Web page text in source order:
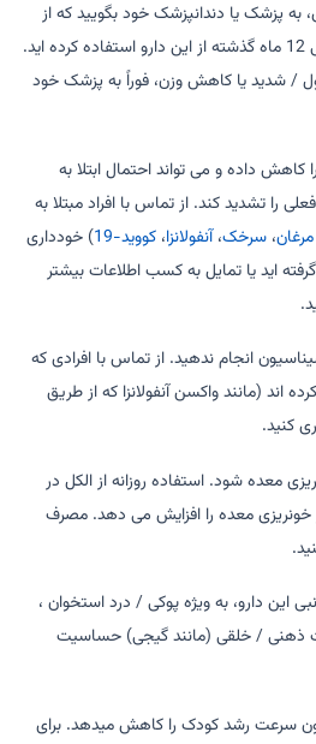
به پزشک یا دندانپزشک خود بگویید که از
این دارو استفاده می کنید یا طی 12 ماه گذشته از این دارو استفاده کرده اید.
/ شدید یا کاهش وزن، فوراً به پزشک خود
کاهش داده و می تواند احتمال ابتلا به
را تشدید کند. از تماس با افراد مبتلا به
مرغان،سرخک،آنفولانزا،کووید-19
) خودداری
اید یا تمایل به کسب اطلاعات بیشتر
انجام ندهید. از تماس با افرادی که
اند (مانند واکسن آنفولانزا که از طریق
کنید.
معده شود. استفاده روزانه از الکل در
خونریزی معده را افزایش می دهد. مصرف
این دارو، به ویژه پوکی / درد استخوان ،
ذهنی / خلقی (مانند گیجی) حساسیت
سرعت رشد کودک را کاهش میدهد. برای